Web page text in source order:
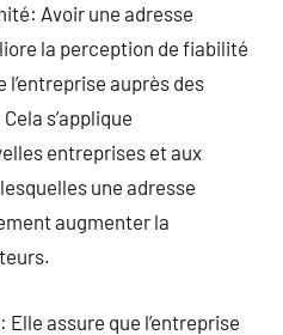
Avoir une adresse
la perception de fiabilité
auprès des
s’applique
entreprises et aux
une adresse
augmenter la
assure que l’entreprise